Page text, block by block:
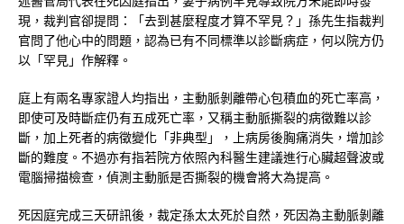
現，裁判官卻提問：「去到甚麼程度才算不罕見？」孫先生指裁判
官問了他心中的問題，認為已有不同標準以診斷病症，何以院方仍
以「罕見」作解釋。
庭上有兩名專家證人均指出，主動脈剝離帶心包積血的死亡率高，
即使可及時斷症仍有五成死亡率，又稱主動脈撕裂的病徵難以診
斷，加上死者的病徵變化「非典型」，上病房後胸痛消失，增加診
斷的難度。不過亦有指若院方依照內科醫生建議進行心臟超聲波或
電腦掃描檢查，偵測主動脈是否撕裂的機會將大為提高。
死因庭完成三天研訊後，裁定孫太太死於自然，死因為主動脈剝離